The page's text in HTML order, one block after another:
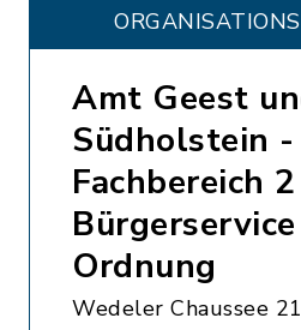
Amt Geest
Südholstein -
Fachbereich
Ordnung
Wedeler Chaussee 21